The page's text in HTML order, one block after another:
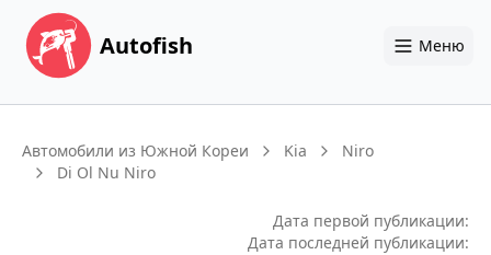
Autofish Меню
Автомобили из Южной Кореи Kia
Niro
Di Ol Nu Niro
Дата первой публикации:
Дата последней публикации: